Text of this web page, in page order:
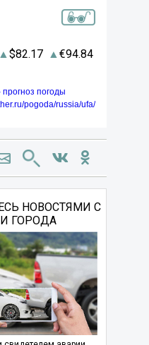
82.17 94.84
прогноз погоды
pogoda/russia/ufa/
НОВОСТЯМИ С
ГОРОДА